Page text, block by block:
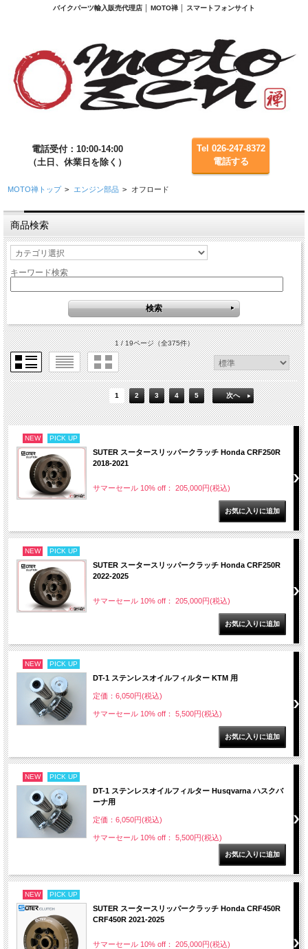
バイクパーツ輸入販売代理店 │ MOTO禅 │ スマートフォンサイト
電話受付：10:00-14:00
（土日、休業日を除く）
Tel 026-247-8372
電話する
MOTO禅トップ > エンジン部品 > オフロード
商品検索
キーワード検索
1 / 19ページ（全375件）
1 2 3 4 5 次へ
NEW PICK UP
SUTER スータースリッパークラッチ Honda CRF250R
2018-2021
サマーセール 10% off： 205,000円(税込)
NEW PICK UP
SUTER スータースリッパークラッチ Honda CRF250R
2022-2025
サマーセール 10% off： 205,000円(税込)
NEW PICK UP
DT-1 ステンレスオイルフィルター KTM 用
定価：6,050円(税込)
サマーセール 10% off： 5,500円(税込)
NEW PICK UP
DT-1 ステンレスオイルフィルター Husqvarna ハスクバ
ーナ用
定価：6,050円(税込)
サマーセール 10% off： 5,500円(税込)
NEW PICK UP
SUTER スータースリッパークラッチ Honda CRF450R
CRF450R 2021-2025
サマーセール 10% off： 205,000円(税込)